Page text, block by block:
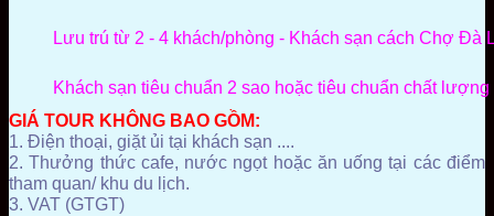
Lưu trú từ 2 - 4 khách/phòng - Khách sạn cách Chợ Đà
Khách sạn tiêu chuẩn 2 sao hoặc tiêu chuẩn chất
GIÁ TOUR KHÔNG BAO GỒM:
1. Điện thoại, giặt ủi tại khách sạn ....
2. Thưởng thức cafe, nước ngọt hoặc ăn uống tại các điểm
tham quan/ khu du lịch.
3. VAT (GTGT)